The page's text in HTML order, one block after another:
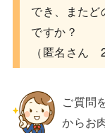
でき、また
ですか？
（匿名さん
ご質問
からお